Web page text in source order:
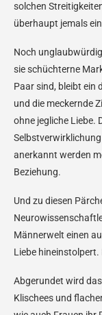
solchen
überhaupt jemals
Noch
sie schüchterne
Paar sind, bleibt ein
und die meckernde
ohne jegliche Liebe.
anerkannt werden
Beziehung.
Und zu diesen
Männerwelt einen
Liebe
Abgerundet wird
Klischees und